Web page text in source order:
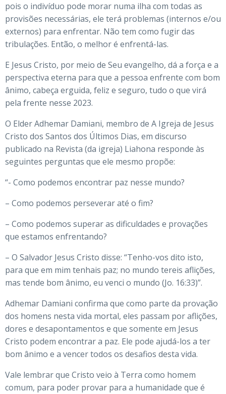
pois o indivíduo pode morar numa ilha com todas as
provisões necessárias, ele terá problemas (internos e/ou
externos) para enfrentar. Não tem como fugir das
tribulações. Então, o melhor é enfrentá-las.
E Jesus Cristo, por meio de Seu evangelho, dá a força e a
perspectiva eterna para que a pessoa enfrente com bom
ânimo, cabeça erguida, feliz e seguro, tudo o que virá
pela frente nesse 2023.
O Elder Adhemar Damiani, membro de A Igreja de Jesus
Cristo dos Santos dos Últimos Dias, em discurso
publicado na Revista (da igreja) Liahona responde às
seguintes perguntas que ele mesmo propõe:
“- Como podemos encontrar paz nesse mundo?
– Como podemos perseverar até o fim?
– Como podemos superar as dificuldades e provações
que estamos enfrentando?
– O Salvador Jesus Cristo disse: “Tenho-vos dito isto,
para que em mim tenhais paz; no mundo tereis aflições,
mas tende bom ânimo, eu venci o mundo (Jo. 16:33)”.
Adhemar Damiani confirma que como parte da provação
dos homens nesta vida mortal, eles passam por aflições,
dores e desapontamentos e que somente em Jesus
Cristo podem encontrar a paz. Ele pode ajudá-los a ter
bom ânimo e a vencer todos os desafios desta vida.
Vale lembrar que Cristo veio à Terra como homem
comum, para poder provar para a humanidade que é